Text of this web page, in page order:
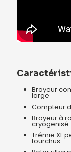
Broyeur
large
Compteur
Broyeur à
cryogenisé
Trémie XL
fourchus